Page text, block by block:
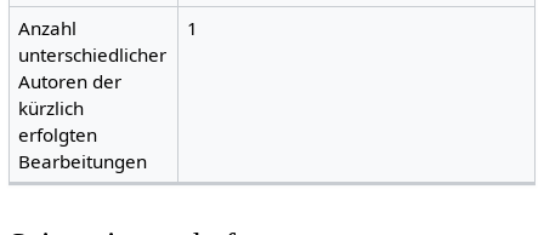
Anzahl
unterschiedlicher
Autoren der
kürzlich
erfolgten
Bearbeitungen
1